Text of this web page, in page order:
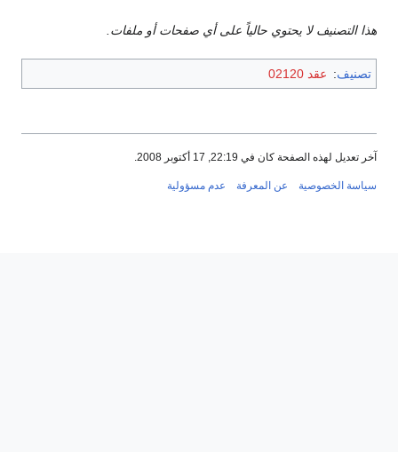
هذا التصنيف لا يحتوي حالياً على أي صفحات أو ملفات.
تصنيف: عقد 02120
آخر تعديل لهذه الصفحة كان في 22:19, 17 أكتوبر 2008.
سياسة الخصوصية عن المعرفة عدم مسؤولية